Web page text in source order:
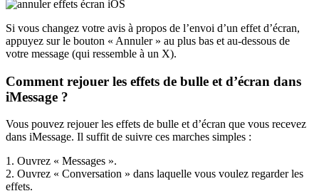
Si vous changez votre avis à propos de l’envoi d’un effet d’écran,
appuyez sur le bouton « Annuler » au plus bas et au-dessous de
votre message (qui ressemble à un X).
Comment rejouer les effets de bulle et d’écran dans
iMessage ?
Vous pouvez rejouer les effets de bulle et d’écran que vous recevez
dans iMessage. Il suffit de suivre ces marches simples :
1. Ouvrez « Messages ».
2. Ouvrez « Conversation » dans laquelle vous voulez regarder les
effets.